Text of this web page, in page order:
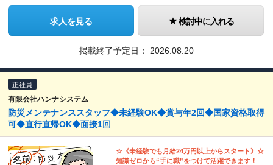
求人を見る 検討中に入れる
掲載終了予定日： 2026.08.20
正社員
有限会社ハンナシステム
防災メンテナンススタッフ◆未経験OK◆賞与年2回◆国家資格取得
可◆直行直帰OK◆面接1回
☆《未経験でも月給24万円以上からスタート》☆
知識ゼロから“手に職”をつけて活躍できます！